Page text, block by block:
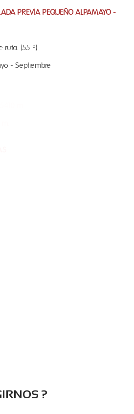
PREVIA PEQUEÑO ALPAMAYO -
ruta. (55 º)
- Septiembre
?